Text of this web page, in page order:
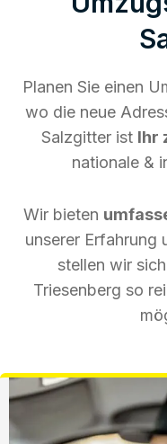
Planen Sie einen
wo die neue
Salzgitter ist Ihr
nationale &
Wir bieten
unserer Erfahrung
stellen wir
Triesenberg so